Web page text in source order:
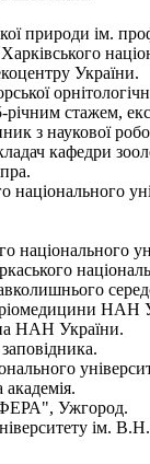
природи ім.
України.
стажем,
з наукової
кафедри
національного
НАН
НАН України.
Ужгород.
ім. В.Н.